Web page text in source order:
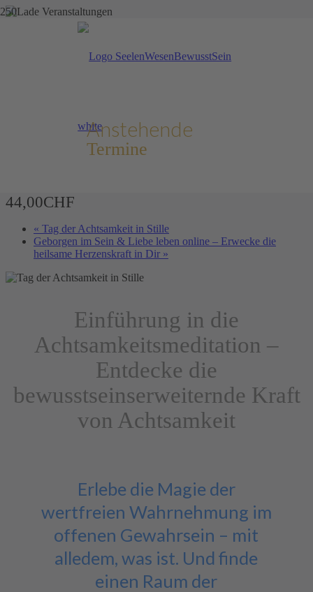
Anstehende
Termine
Diese Veranstaltung hat bereits stattgefunden.
Achtsam­keits­meditation
online
44,00CHF
« Tag der Achtsamkeit in Stille
Geborgen im Sein & Liebe leben online – Erwecke die
heilsame Herzens­kraft in Dir »
Einführung in die
Achtsamkeits­meditation –
Entdecke die
bewusstseinserweiternde Kraft
von Achtsamkeit
Erlebe die Magie der
wertfreien Wahrnehmung im
offenen Gewahrsein – mit
alledem, was ist. Und finde
einen Raum der